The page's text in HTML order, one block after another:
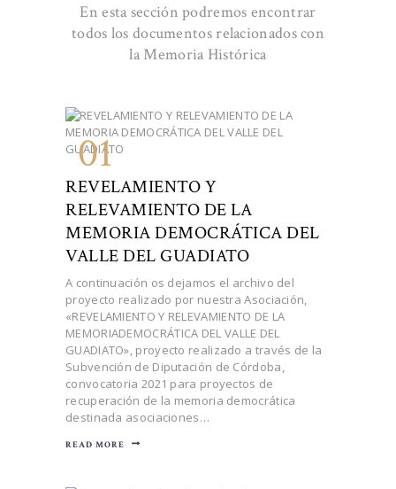
En esta sección podremos encontrar
todos los documentos relacionados con
la Memoria Histórica
01
REVELAMIENTO Y
RELEVAMIENTO DE LA
MEMORIA DEMOCRÁTICA DEL
VALLE DEL GUADIATO
A continuación os dejamos el archivo del
proyecto realizado por nuestra Asociación,
«REVELAMIENTO Y RELEVAMIENTO DE LA
MEMORIADEMOCRÁTICA DEL VALLE DEL
GUADIATO», proyecto realizado a través de la
Subvención de Diputación de Córdoba,
convocatoria 2021 para proyectos de
recuperación de la memoria democrática
destinada asociaciones…
READ MORE